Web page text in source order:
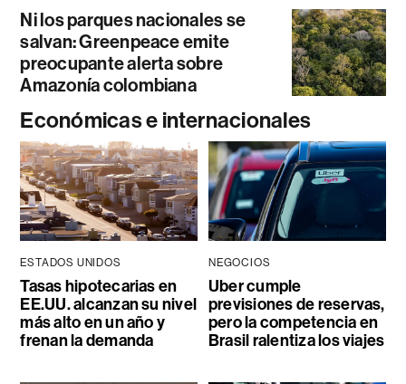
Ni los parques nacionales se
salvan: Greenpeace emite
preocupante alerta sobre
Amazonía colombiana
Económicas e internacionales
ESTADOS UNIDOS
Tasas hipotecarias en
EE.UU. alcanzan su nivel
más alto en un año y
frenan la demanda
NEGOCIOS
Uber cumple
previsiones de reservas,
pero la competencia en
Brasil ralentiza los viajes